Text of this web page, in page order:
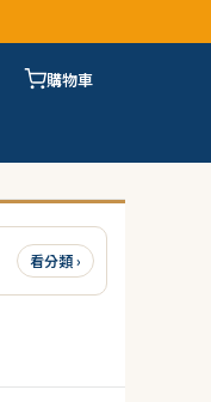
購物車
看分類 ›